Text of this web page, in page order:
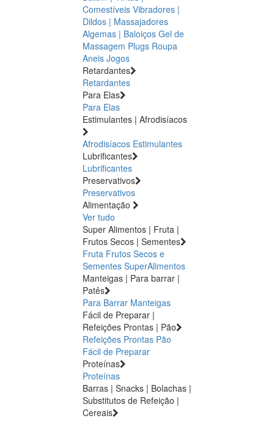
Comestíveis Vibradores |
Dildos | Massajadores
Algemas | Baloiços Gel de
Massagem Plugs Roupa
Aneis Jogos
Retardantes
Retardantes
Para Elas
Para Elas
Estimulantes | Afrodisíacos
Afrodisíacos Estimulantes
Lubrificantes
Lubrificantes
Preservativos
Preservativos
Alimentação
Ver tudo
Super Alimentos | Fruta |
Frutos Secos | Sementes
Fruta Frutos Secos e
Sementes SuperAlimentos
Manteigas | Para barrar |
Patês
Para Barrar Manteigas
Fácil de Preparar |
Refeições Prontas | Pão
Refeições Prontas Pão
Fácil de Preparar
Proteínas
Proteínas
Barras | Snacks | Bolachas |
Substitutos de Refeição |
Cereais